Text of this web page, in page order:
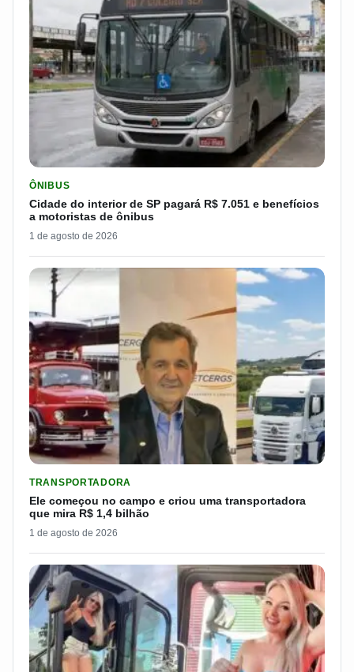
ÔNIBUS
Cidade do interior de SP pagará R$ 7.051 e benefícios
a motoristas de ônibus
1 de agosto de 2026
TRANSPORTADORA
Ele começou no campo e criou uma transportadora
que mira R$ 1,4 bilhão
1 de agosto de 2026